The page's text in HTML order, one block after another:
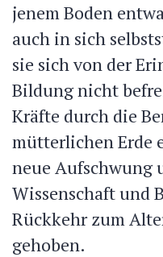
jenem Boden
auch in sich
sie sich von der
Bildung nicht
Kräfte durch die
mütterlichen Erde
neue Aufschwung
Wissenschaft und
Rückkehr zum
gehoben.